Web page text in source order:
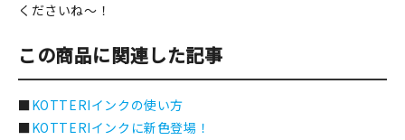
くださいね～！
この商品に関連した記事
■KOTTERIインクの使い方
■KOTTERIインクに新色登場！